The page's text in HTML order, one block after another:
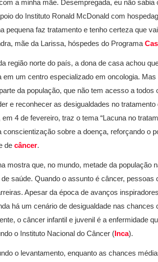
a minha mãe. Desempregada, eu não
do Instituto Ronald McDonald com
pequena faz tratamento e tenho certeza que
mãe da Larissa, hóspedes do Programa
região norte do país, a dona de casa achou
em um centro especializado em oncologia.
da população, que não tem acesso a
e reconhecer as desigualdades no
em 4 de fevereiro, traz o tema “Lacuna no
conscientização sobre a doença, reforçando o
de câncer.
mostra que, no mundo, metade da população
saúde. Quando o assunto é câncer,
Apesar da época de avanços
há um cenário de desigualdade nas chances
o câncer infantil e juvenil é a enfermidade
o Instituto Nacional do Câncer (Inca).
o levantamento, enquanto as chances